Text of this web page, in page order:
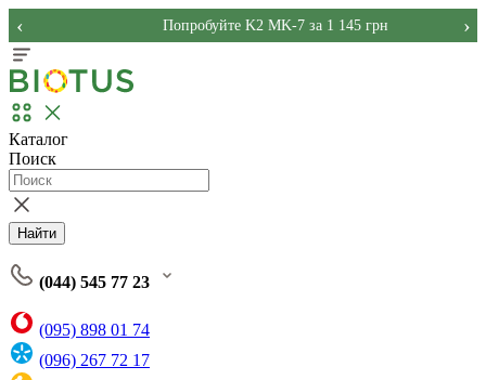
Попробуйте K2 MK-7 за 1 145 грн
‹ ›
Каталог
Поиск
Найти
(044) 545 77 23
(095) 898 01 74
(096) 267 72 17